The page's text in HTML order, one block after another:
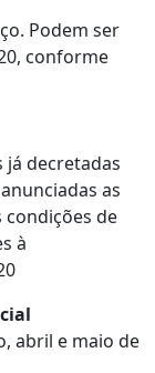
Podem ser
conforme
já decretadas
as
condições de
à
abril e maio de